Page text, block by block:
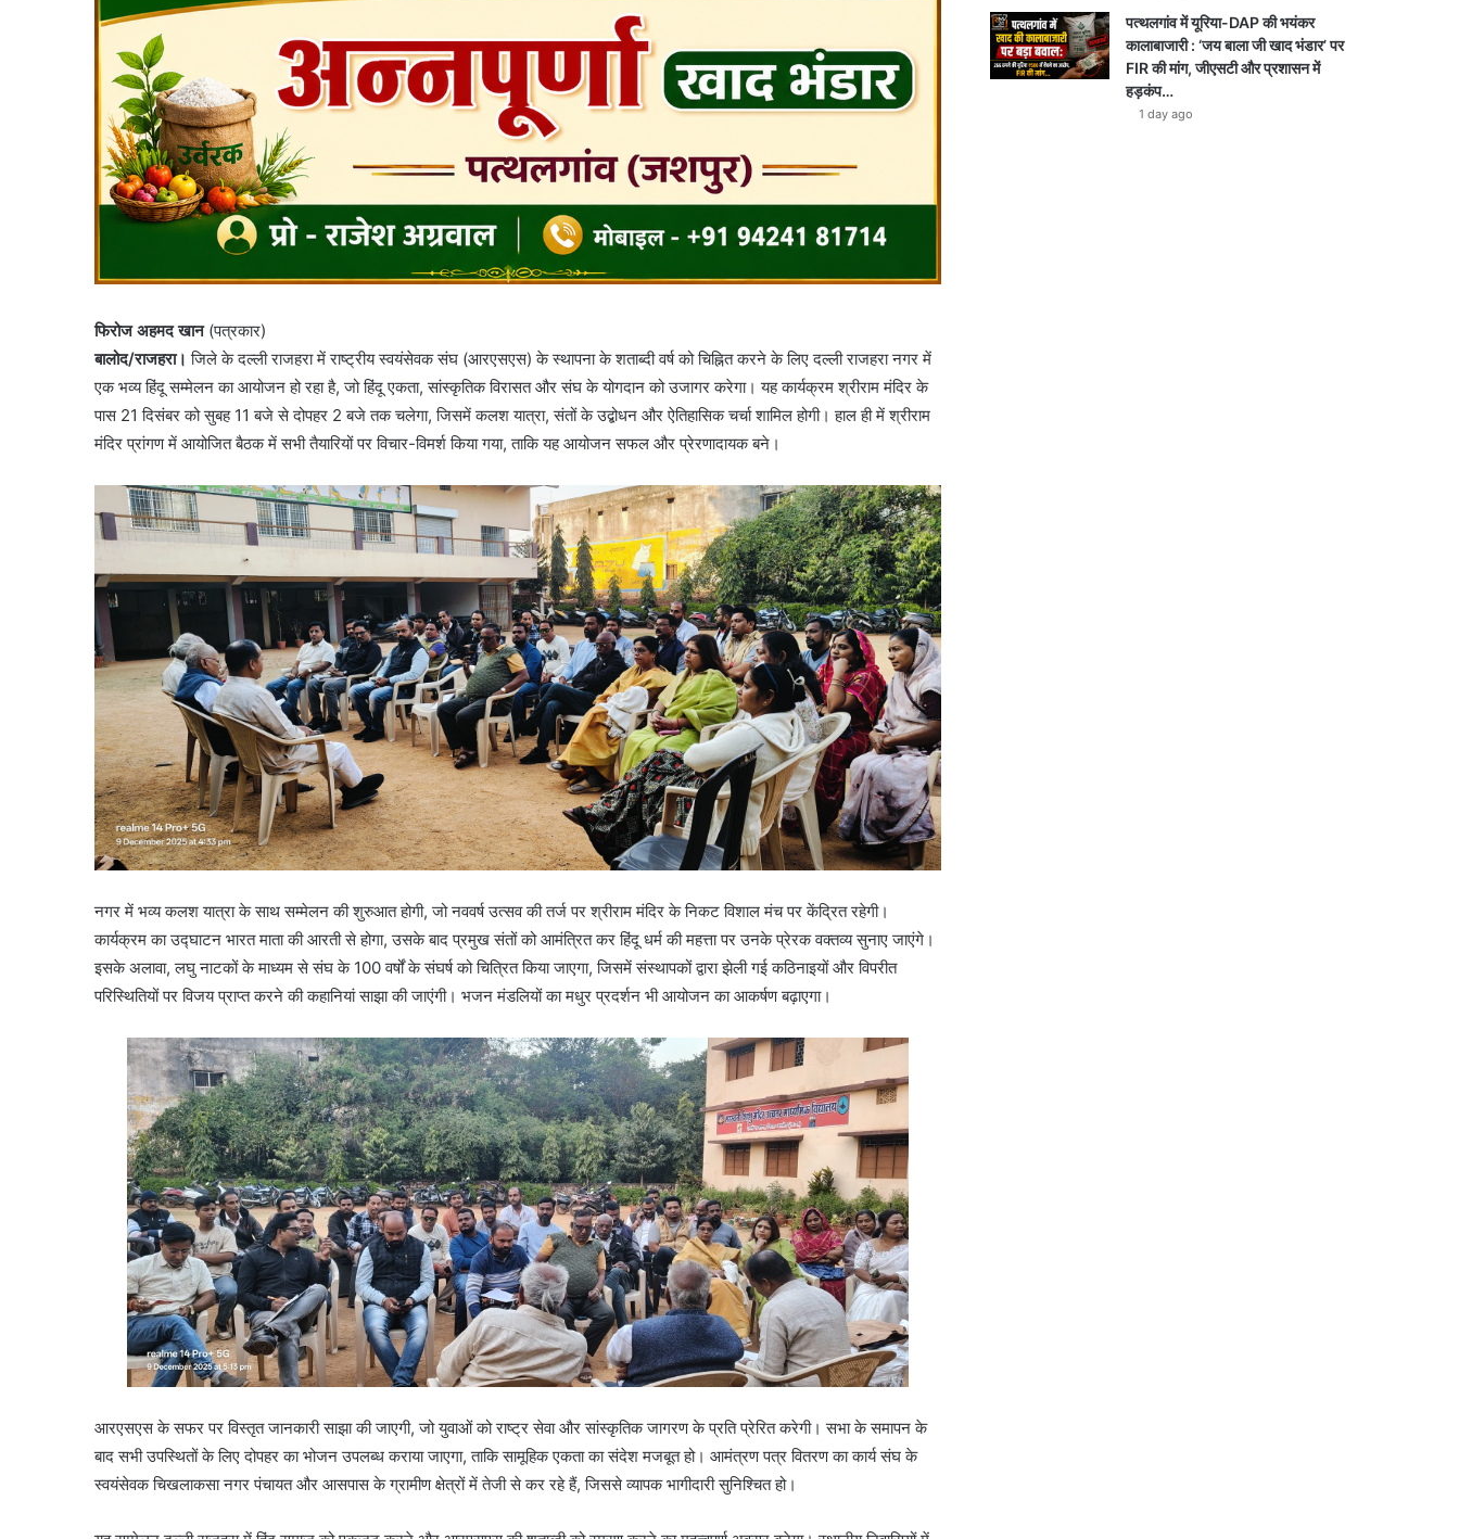
फिरोज अहमद खान(पत्रकार)
बालोद/राजहरा। जिले के दल्ली राजहरा में राष्ट्रीय स्वयंसेवक संघ (आरएसएस) के स्थापना के शताब्दी वर्ष को चिह्नित करने के लिए दल्ली राजहरा नगर में
एक भव्य हिंदू सम्मेलन का आयोजन हो रहा है, जो हिंदू एकता, सांस्कृतिक विरासत और संघ के योगदान को उजागर करेगा। यह कार्यक्रम श्रीराम मंदिर के
पास 21 दिसंबर को सुबह 11 बजे से दोपहर 2 बजे तक चलेगा, जिसमें कलश यात्रा, संतों के उद्बोधन और ऐतिहासिक चर्चा शामिल होगी। हाल ही में श्रीराम
मंदिर प्रांगण में आयोजित बैठक में सभी तैयारियों पर विचार-विमर्श किया गया, ताकि यह आयोजन सफल और प्रेरणादायक बने।
नगर में भव्य कलश यात्रा के साथ सम्मेलन की शुरुआत होगी, जो नववर्ष उत्सव की तर्ज पर श्रीराम मंदिर के निकट विशाल मंच पर केंद्रित रहेगी।
कार्यक्रम का उद्घाटन भारत माता की आरती से होगा, उसके बाद प्रमुख संतों को आमंत्रित कर हिंदू धर्म की महत्ता पर उनके प्रेरक वक्तव्य सुनाए जाएंगे।
इसके अलावा, लघु नाटकों के माध्यम से संघ के 100 वर्षों के संघर्ष को चित्रित किया जाएगा, जिसमें संस्थापकों द्वारा झेली गई कठिनाइयों और विपरीत
परिस्थितियों पर विजय प्राप्त करने की कहानियां साझा की जाएंगी। भजन मंडलियों का मधुर प्रदर्शन भी आयोजन का आकर्षण बढ़ाएगा।
आरएसएस के सफर पर विस्तृत जानकारी साझा की जाएगी, जो युवाओं को राष्ट्र सेवा और सांस्कृतिक जागरण के प्रति प्रेरित करेगी। सभा के समापन के
बाद सभी उपस्थितों के लिए दोपहर का भोजन उपलब्ध कराया जाएगा, ताकि सामूहिक एकता का संदेश मजबूत हो। आमंत्रण पत्र वितरण का कार्य संघ के
स्वयंसेवक चिखलाकसा नगर पंचायत और आसपास के ग्रामीण क्षेत्रों में तेजी से कर रहे हैं, जिससे व्यापक भागीदारी सुनिश्चित हो।
पत्थलगांव में यूरिया-DAP की भयंकर
कालाबाजारी : ‘जय बाला जी खाद भंडार’ पर
FIR की मांग, जीएसटी और प्रशासन में
हड़कंप…
1 day ago